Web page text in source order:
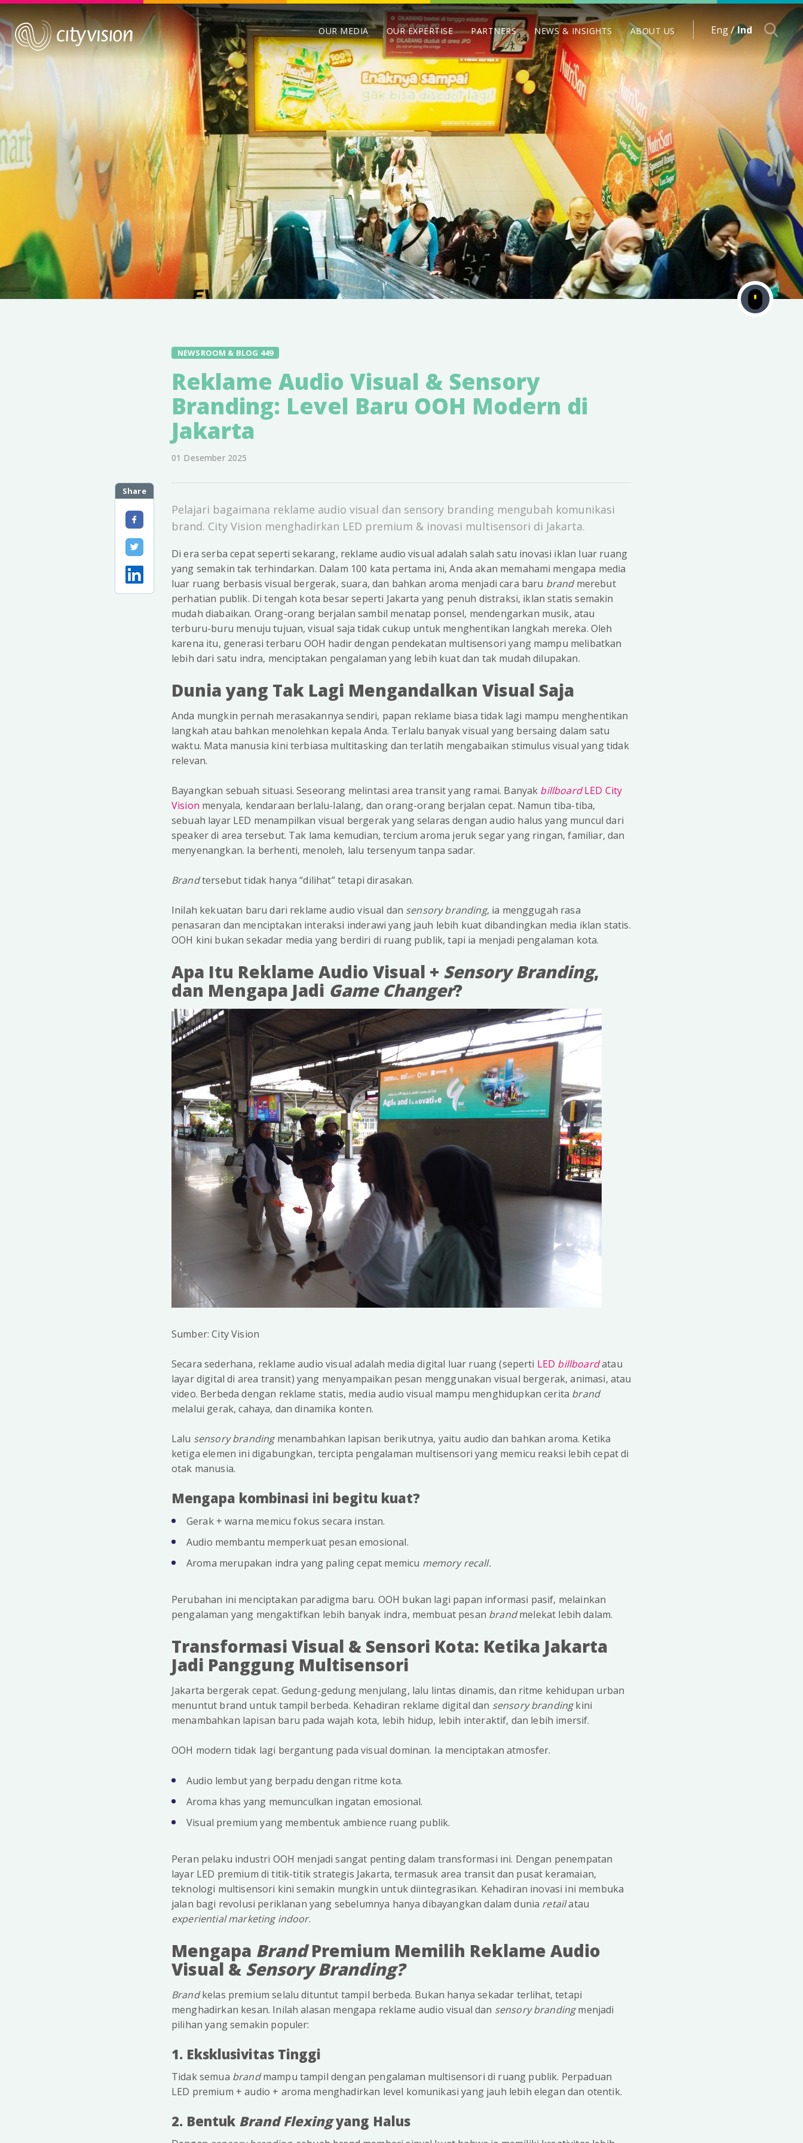
OUR MEDIA OUR EXPERTISE PARTNERS NEWS & INSIGHTS ABOUT US Eng /Ind
NEWSROOM & BLOG 449
Reklame Audio Visual & Sensory
Branding: Level Baru OOH Modern di
Jakarta
01 Desember 2025
Share
Pelajari bagaimana reklame audio visual dan sensory branding mengubah komunikasi
brand. City Vision menghadirkan LED premium & inovasi multisensori di Jakarta.
Di era serba cepat seperti sekarang, reklame audio visual adalah salah satu inovasi iklan luar ruang
yang semakin tak terhindarkan. Dalam 100 kata pertama ini, Anda akan memahami mengapa media
luar ruang berbasis visual bergerak, suara, dan bahkan aroma menjadi cara baru brandmerebut
perhatian publik. Di tengah kota besar seperti Jakarta yang penuh distraksi, iklan statis semakin
mudah diabaikan. Orang-orang berjalan sambil menatap ponsel, mendengarkan musik, atau
terburu-buru menuju tujuan, visual saja tidak cukup untuk menghentikan langkah mereka. Oleh
karena itu, generasi terbaru OOH hadir dengan pendekatan multisensori yang mampu melibatkan
lebih dari satu indra, menciptakan pengalaman yang lebih kuat dan tak mudah dilupakan.
Dunia yang Tak Lagi Mengandalkan Visual Saja
Anda mungkin pernah merasakannya sendiri, papan reklame biasa tidak lagi mampu menghentikan
langkah atau bahkan menolehkan kepala Anda. Terlalu banyak visual yang bersaing dalam satu
waktu. Mata manusia kini terbiasa multitasking dan terlatih mengabaikan stimulus visual yang tidak
relevan.
Bayangkan sebuah situasi. Seseorang melintasi area transit yang ramai. Banyak billboardLED City
Vision menyala, kendaraan berlalu-lalang, dan orang-orang berjalan cepat. Namun tiba-tiba,
sebuah layar LED menampilkan visual bergerak yang selaras dengan audio halus yang muncul dari
speaker di area tersebut. Tak lama kemudian, tercium aroma jeruk segar yang ringan, familiar, dan
menyenangkan. Ia berhenti, menoleh, lalu tersenyum tanpa sadar.
Brandtersebut tidak hanya “dilihat” tetapi dirasakan.
Inilah kekuatan baru dari reklame audio visual dan sensory branding, ia menggugah rasa
penasaran dan menciptakan interaksi inderawi yang jauh lebih kuat dibandingkan media iklan statis.
OOH kini bukan sekadar media yang berdiri di ruang publik, tapi ia menjadi pengalaman kota.
Apa Itu Reklame Audio Visual + Sensory Branding,
dan Mengapa Jadi Game Changer?
Sumber: City Vision
Secara sederhana, reklame audio visual adalah media digital luar ruang (seperti LED billboardatau
layar digital di area transit) yang menyampaikan pesan menggunakan visual bergerak, animasi, atau
video. Berbeda dengan reklame statis, media audio visual mampu menghidupkan cerita brand
melalui gerak, cahaya, dan dinamika konten.
Lalu sensory brandingmenambahkan lapisan berikutnya, yaitu audio dan bahkan aroma. Ketika
ketiga elemen ini digabungkan, tercipta pengalaman multisensori yang memicu reaksi lebih cepat di
otak manusia.
Mengapa kombinasi ini begitu kuat?
Gerak + warna memicu fokus secara instan.
Audio membantu memperkuat pesan emosional.
Aroma merupakan indra yang paling cepat memicu memory recall.
Perubahan ini menciptakan paradigma baru. OOH bukan lagi papan informasi pasif, melainkan
pengalaman yang mengaktifkan lebih banyak indra, membuat pesan brandmelekat lebih dalam.
Transformasi Visual & Sensori Kota: Ketika Jakarta
Jadi Panggung Multisensori
Jakarta bergerak cepat. Gedung-gedung menjulang, lalu lintas dinamis, dan ritme kehidupan urban
menuntut brand untuk tampil berbeda. Kehadiran reklame digital dan sensory brandingkini
menambahkan lapisan baru pada wajah kota, lebih hidup, lebih interaktif, dan lebih imersif.
OOH modern tidak lagi bergantung pada visual dominan. Ia menciptakan atmosfer.
Audio lembut yang berpadu dengan ritme kota.
Aroma khas yang memunculkan ingatan emosional.
Visual premium yang membentuk ambience ruang publik.
Peran pelaku industri OOH menjadi sangat penting dalam transformasi ini. Dengan penempatan
layar LED premium di titik-titik strategis Jakarta, termasuk area transit dan pusat keramaian,
teknologi multisensori kini semakin mungkin untuk diintegrasikan. Kehadiran inovasi ini membuka
jalan bagi revolusi periklanan yang sebelumnya hanya dibayangkan dalam dunia retailatau
experiential marketing indoor.
Mengapa BrandPremium Memilih Reklame Audio
Visual & Sensory Branding?
Brandkelas premium selalu dituntut tampil berbeda. Bukan hanya sekadar terlihat, tetapi
menghadirkan kesan. Inilah alasan mengapa reklame audio visual dan sensory brandingmenjadi
pilihan yang semakin populer:
1. Eksklusivitas Tinggi
Tidak semua brandmampu tampil dengan pengalaman multisensori di ruang publik. Perpaduan
LED premium + audio + aroma menghadirkan level komunikasi yang jauh lebih elegan dan otentik.
2. Bentuk Brand Flexingyang Halus